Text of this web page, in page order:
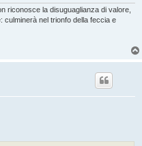
riconosce la disuguaglianza di valore,
culminerà nel trionfo della feccia e